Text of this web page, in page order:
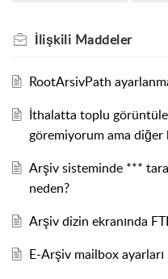
İlişkili Maddeler
RootArsivPath
İthalatta toplu
göremiyorum ama
Arşiv sisteminde ***
neden?
Arşiv dizin ekranında
E-Arşiv mailbox ayarları